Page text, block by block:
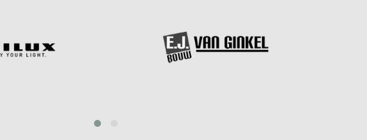
prev